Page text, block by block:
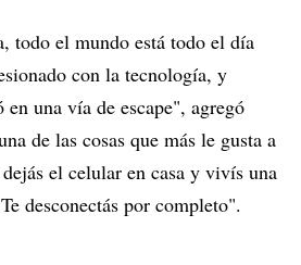
todo el mundo está todo el día
con la tecnología, y
una vía de escape", agregó
de las cosas que más le gusta a
el celular en casa y vivís una
desconectás por completo".